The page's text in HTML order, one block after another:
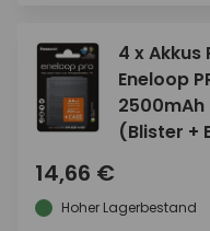
4 x Akkus
Eneloop
2500mAh
(Blister +
14,66 €
Hoher Lagerbestand